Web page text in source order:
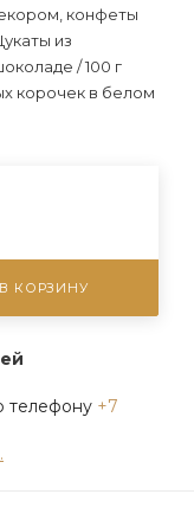
конфеты
из
/ 100 г
корочек в белом
В КОРЗИНУ
телефону +7